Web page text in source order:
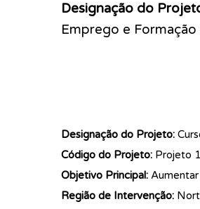
Designação do
Emprego e
Designação do Projeto:
Código do Projeto: Projeto
Objetivo Principal:
Região de Intervenção: